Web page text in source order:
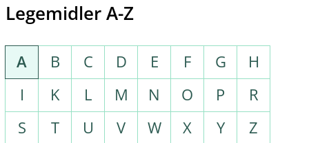
Legemidler A-Z
A B C D E F G
H
I
K L M N O P
R
S
T U V W X Y Z